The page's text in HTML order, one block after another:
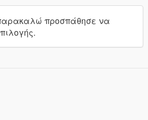
προσπάθησε να